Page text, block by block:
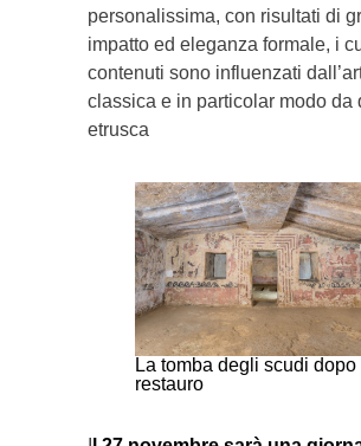
personalissima, con risultati di
impatto ed eleganza formale, i
contenuti sono influenzati
classica e in particolar modo da
etrusca
La tomba degli scudi dopo
restauro